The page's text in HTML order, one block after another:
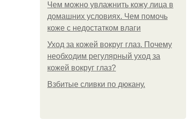
Чем можно увлажнить кожу лица в
домашних условиях. Чем помочь
коже с недостатком влаги
Уход за кожей вокруг глаз. Почему
необходим регулярный уход за
кожей вокруг глаз?
Взбитые сливки по дюкану.